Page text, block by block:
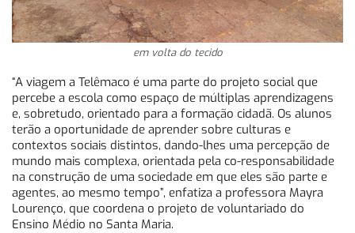
em volta do tecido
“A viagem a Telêmaco é uma parte do projeto social que
percebe a escola como espaço de múltiplas aprendizagens
e, sobretudo, orientado para a formação cidadã. Os alunos
terão a oportunidade de aprender sobre culturas e
contextos sociais distintos, dando-lhes uma percepção de
mundo mais complexa, orientada pela co-responsabilidade
na construção de uma sociedade em que eles são parte e
agentes, ao mesmo tempo”, enfatiza a professora Mayra
Lourenço, que coordena o projeto de voluntariado do
Ensino Médio no Santa Maria.